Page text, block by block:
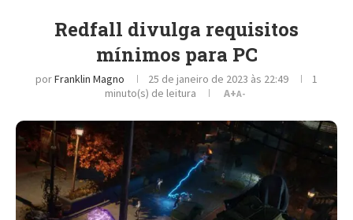
Redfall divulga requisitos
mínimos para PC
porFranklin Magno 25 de janeiro de 2023 às 22:49
1
minuto(s) de leitura
A+A-